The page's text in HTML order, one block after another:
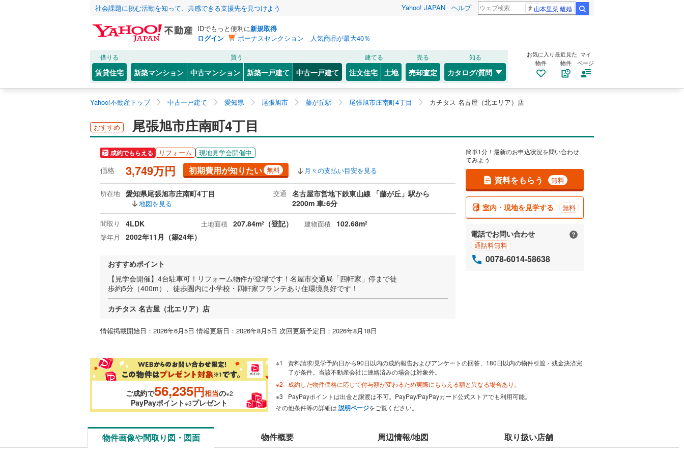
社会課題に挑む活動を知って、共感できる支援先を見つけよう Yahoo! JAPAN ヘルプ 山本里菜 離婚
IDでもっと便利に新規取得
ログイン
ボーナスセレクション 人気商品が最大40％
借りる
賃貸住宅
買う
新築マンション 中古マンション 新築一戸建て 中古一戸建て
建てる
注文住宅 土地
売る
売却査定
知る
カタログ/質問
お気に入り
物件
最近見た
物件
マイ
ページ
Yahoo!不動産トップ 中古一戸建て 愛知県 尾張旭市 藤が丘駅 尾張旭市庄南町4丁目 カチタス 名古屋（北エリア）店
おすすめ 尾張旭市庄南町4丁目
成約でもらえる リフォーム 現地見学会開催中
価格 3,749万円 初期費用が知りたい 無料 月々の支払い目安を見る
所在地 愛知県尾張旭市庄南町4丁目
地図を見る
交通
名古屋市営地下鉄東山線 「藤が丘」駅から
2200m 車:6分
間取り 4LDK 土地面積 207.84m2 （登記） 建物面積 102.68m2
築年月 2002年11月（築24年）
おすすめポイント
【見学会開催】4台駐車可！リフォーム物件が登場です！名屋市交通局「四軒家」停まで徒
歩約5分（400m）、徒歩圏内に小学校・四軒家フランテあり住環境良好です！
カチタス 名古屋（北エリア）店
情報掲載開始日：2026年6月5日 情報更新日：2026年8月5日 次回更新予定日：2026年8月18日
簡単1分！最新のお申込状況を問い合わせ
てみよう
資料をもらう 無料
室内・現地を見学する 無料
電話でお問い合わせ
通話料無料
0078-6014-58638
ご成約で56,235円相当の※2
PayPayポイント※3プレゼント
資料請求/見学予約日から90日以内の成約報告およびアンケートの回答、180日以内の物件引渡・残金決済完
了が条件。当該不動産会社に連絡済みの場合は対象外。
成約した物件価格に応じて付与額が変わるため実際にもらえる額と異なる場合あり。
PayPayポイントは出金と譲渡は不可。PayPay/PayPayカード公式ストアでも利用可能。
その他条件等の詳細は 説明ページをご覧ください。
物件画像や間取り図・図面 物件概要 周辺情報/地図 取り扱い店舗